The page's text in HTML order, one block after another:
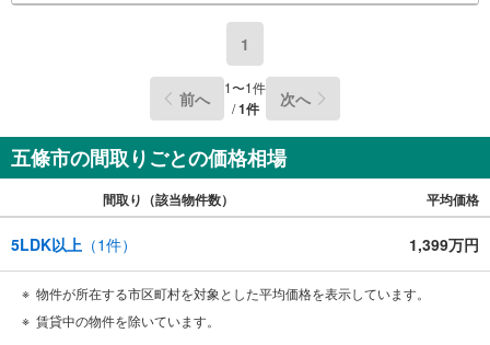
1
前へ 1〜1件
/1件 次へ
五條市の間取りごとの価格相場
間取り（該当物件数） 平均価格
5LDK以上 （1件） 1,399万円
物件が所在する市区町村を対象とした平均価格を表示しています。
賃貸中の物件を除いています。